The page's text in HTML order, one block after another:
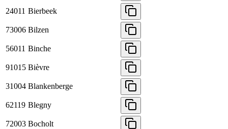
24011 Bierbeek
73006 Bilzen
56011 Binche
91015 Bièvre
31004 Blankenberge
62119 Blegny
72003 Bocholt